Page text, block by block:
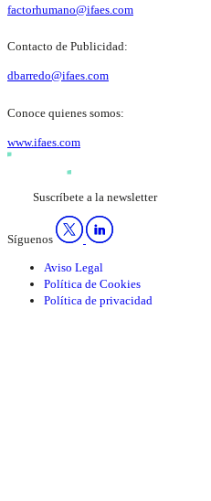
factorhumano@ifaes.com
Contacto de Publicidad:
dbarredo@ifaes.com
Conoce quienes somos:
www.ifaes.com
Suscríbete a la newsletter
Síguenos
Aviso Legal
Política de Cookies
Política de privacidad